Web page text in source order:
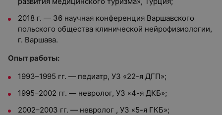
2018 г. — 36 научная конференция Варшавского
польского общества клинической нейрофизиологии,
г. Варшава.
Опыт работы:
1993–1995 гг. — педиатр, УЗ «22-я ДГП»;
1995–2002 гг. — невролог, УЗ «4-я ДКБ»;
2002–2003 гг. — невролог , УЗ «5-я ГКБ»;